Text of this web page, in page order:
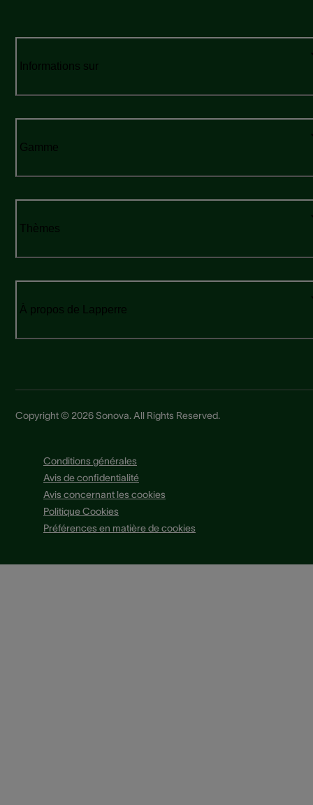
Informations sur
Gamme
Thèmes
À propos de Lapperre
Copyright © 2026 Sonova. All Rights Reserved.
Conditions générales
Avis de confidentialité
Avis concernant les cookies
Politique Cookies
Préférences en matière de cookies